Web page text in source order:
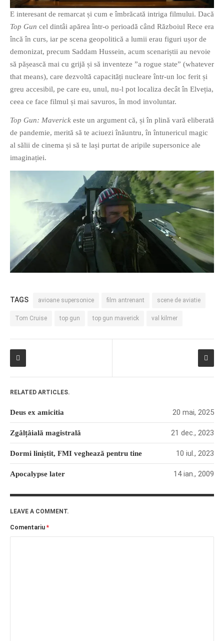
E interesant de remarcat și cum e îmbrăcată intriga filmului. Dacă
Top Gun cel dintâi apărea într-o perioadă când Războiul Rece era
încă în curs, iar pe scena geopolitică a lumii erau figuri ușor de
demonizat, precum Saddam Hussein, acum scenariștii au nevoie
să pășească mai cu grijă și să inventeze ”a rogue state” (whatever
that means), care dezvoltă capacități nucleare într-un loc ferit și
greu accesibil, pe care eu, unul, nu-l pot localiza decât în Elveția,
ceea ce face filmul și mai savuros, în mod involuntar.
Top Gun: Maverick este un argument că, și în plină vară eliberată
de pandemie, merită să te aciuezi înăuntru, în întunericul magic
al sălii de cinema și să te lași purtat de aripile supersonice ale
imaginației.
TAGS avioane supersonice film antrenant scene de aviatie
Tom Cruise top gun top gun maverick val kilmer
RELATED ARTICLES.
Deus ex amicitia 20 mai, 2025
Zgâlțâială magistrală 21 dec., 2023
Dormi liniștit, FMI veghează pentru tine 10 iul., 2023
Apocalypse later 14 ian., 2009
LEAVE A COMMENT.
Comentariu *